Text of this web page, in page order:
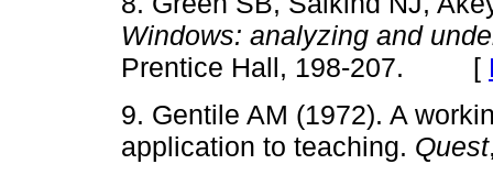
Windows: analyzing and
Prentice Hall, 198-207. [
9. Gentile AM (1972). A
application to teaching. Quest